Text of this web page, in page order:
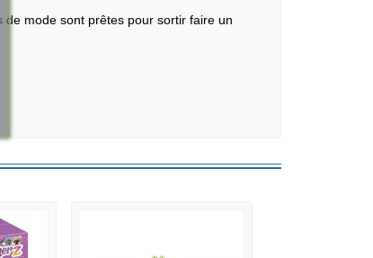
de mode sont prêtes pour sortir faire un